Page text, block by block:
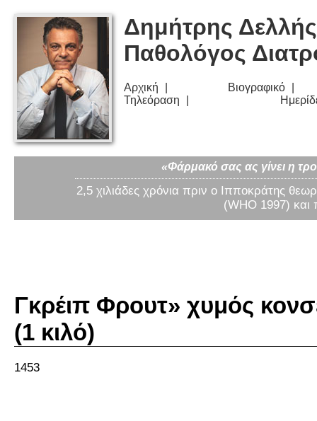
Δημήτρης
Παθολόγος
Αρχική
Βιογραφικό
Τηλεόραση
«Φάρμακό σας ας γίνει η
2,5 χιλιάδες χρόνια πριν ο Ιπποκράτης
(WHO 1997) και
Γκρέιπ Φρουτ» χυμός
(1 κιλό)
1453